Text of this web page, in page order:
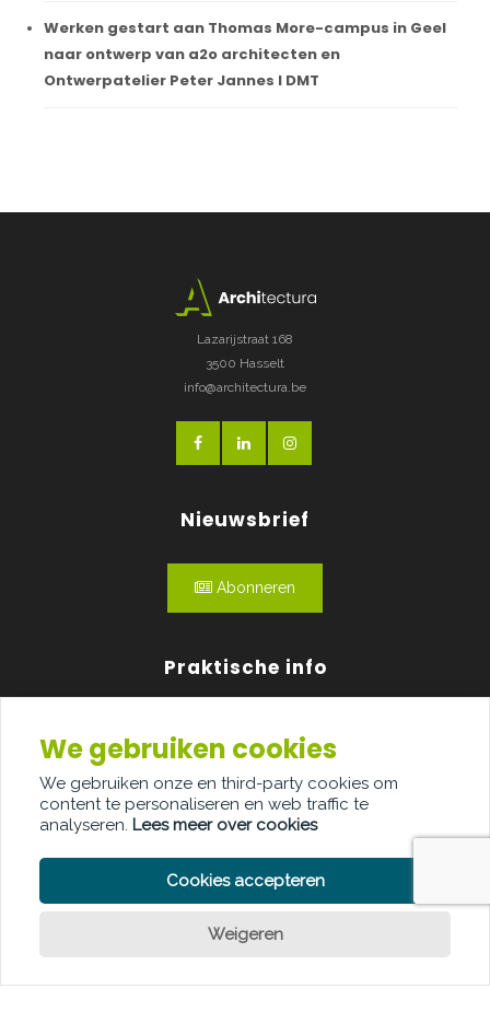
Werken gestart aan Thomas More-campus in Geel
naar ontwerp van a2o architecten en
Ontwerpatelier Peter Jannes I DMT
Lazarijstraat 168
3500 Hasselt
info@architectura.be
Nieuwsbrief
Abonneren
Praktische info
Over ons
Adverteren
Contact
We gebruiken cookies
We gebruiken onze en third-party cookies om
content te personaliseren en web traffic te
analyseren. Lees meer over cookies
Cookies accepteren
Weigeren